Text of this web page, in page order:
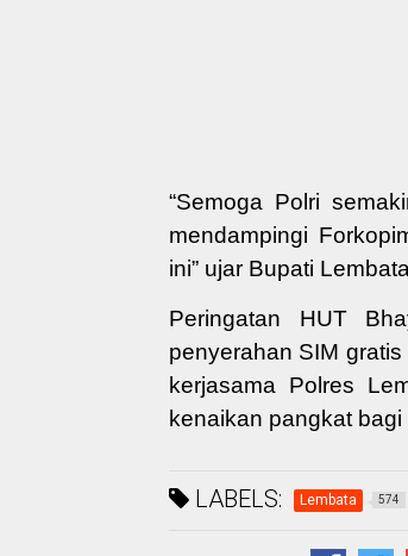
“Semoga Polri
mendampingi
ini” ujar Bupati
Peringatan HUT
penyerahan SIM
kerjasama Polres
kenaikan pangkat
LABELS: Lembata 574